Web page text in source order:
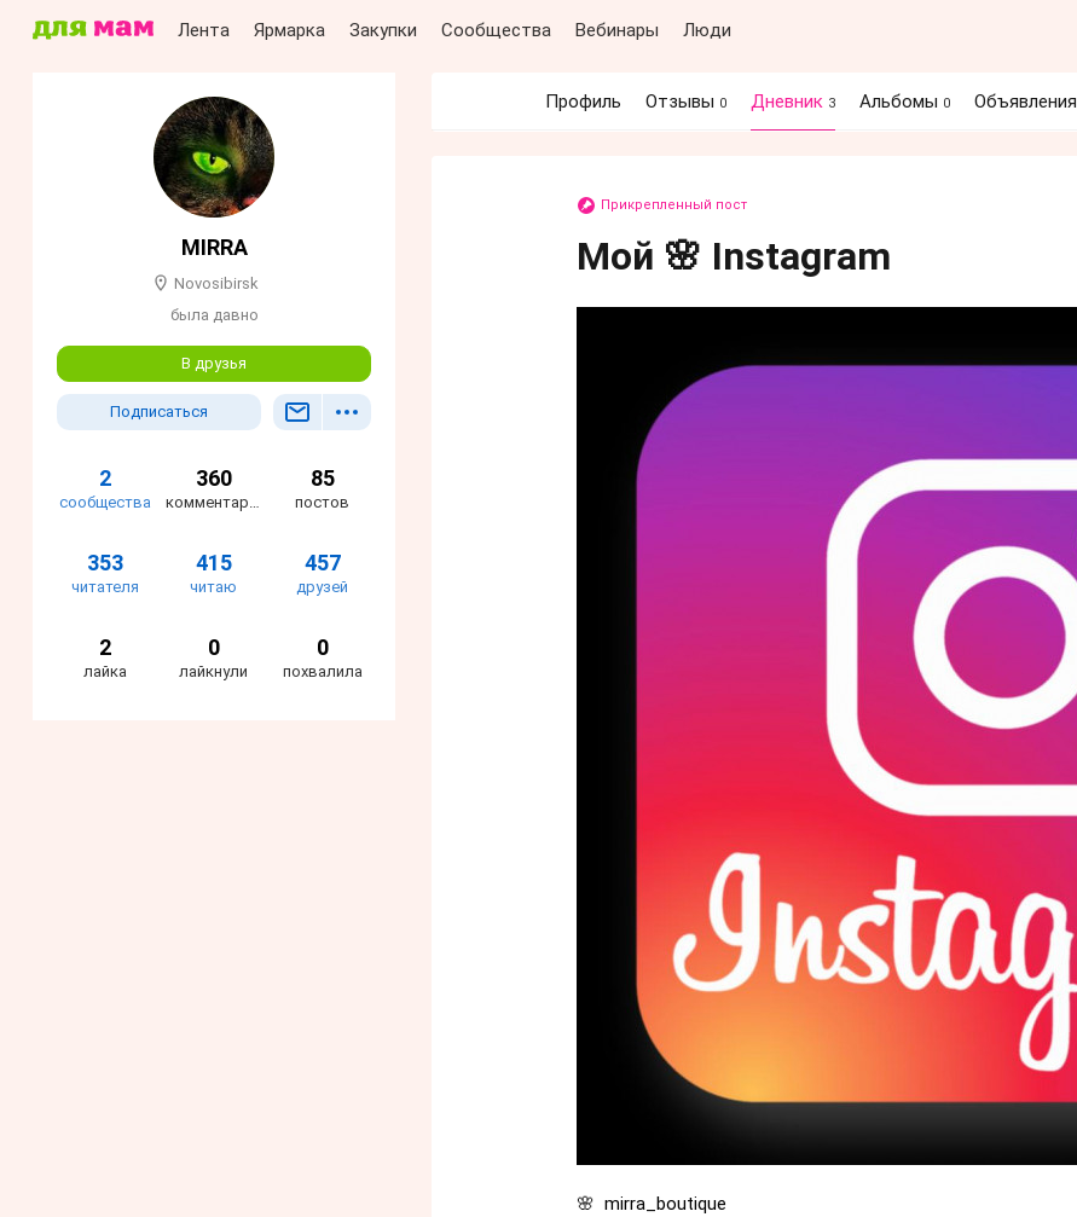
Лента Ярмарка Закупки Сообщества Вебинары Люди
MIRRA
Novosibirsk
была давно
В друзья
Подписаться
2
сообщества
360
комментариев
85
постов
353
читателя
415
читаю
457
друзей
2
лайка
0
лайкнули
0
похвалила
Профиль Отзывы 0 Дневник 3 Альбомы 0 Объявления
Прикрепленный пост
Мой 🌸 Instagram
🌸 mirra_boutique